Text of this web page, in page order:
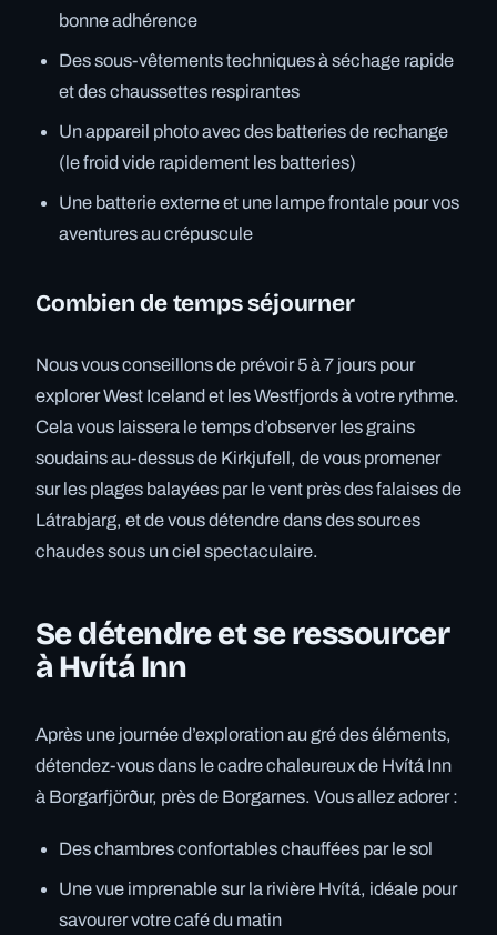
bonne adhérence
Des sous-vêtements techniques à séchage rapide
et des chaussettes respirantes
Un appareil photo avec des batteries de rechange
(le froid vide rapidement les batteries)
Une batterie externe et une lampe frontale pour vos
aventures au crépuscule
Combien de temps séjourner
Nous vous conseillons de prévoir 5 à 7 jours pour
explorer West Iceland et les Westfjords à votre rythme.
Cela vous laissera le temps d’observer les grains
soudains au-dessus de Kirkjufell, de vous promener
sur les plages balayées par le vent près des falaises de
Látrabjarg, et de vous détendre dans des sources
chaudes sous un ciel spectaculaire.
Se détendre et se ressourcer
à Hvítá Inn
Après une journée d’exploration au gré des éléments,
détendez-vous dans le cadre chaleureux de Hvítá Inn
à Borgarfjörður, près de Borgarnes. Vous allez adorer :
Des chambres confortables chauffées par le sol
Une vue imprenable sur la rivière Hvítá, idéale pour
savourer votre café du matin